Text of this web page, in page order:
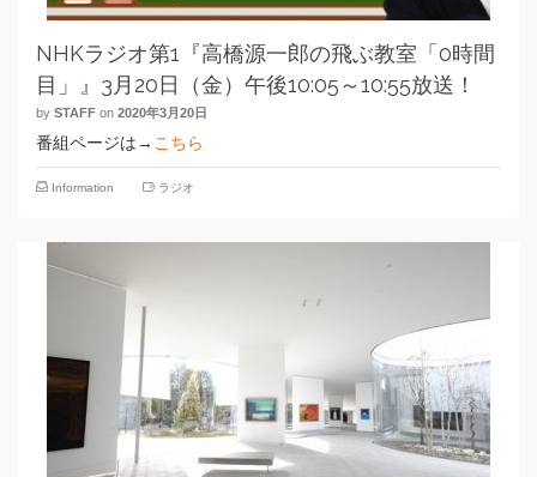
NHKラジオ第1『高橋源一郎の飛ぶ教室「0時間
目」』3月20日（金）午後10:05～10:55放送！
by STAFF on 2020年3月20日
番組ページは→ こちら
Information ラジオ